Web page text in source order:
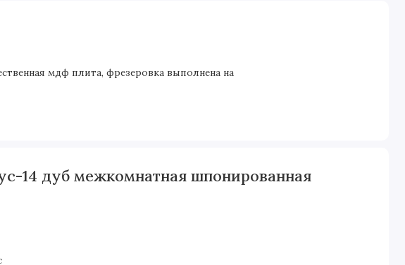
мдф плита, фрезеровка выполнена на
14 дуб межкомнатная шпонированная